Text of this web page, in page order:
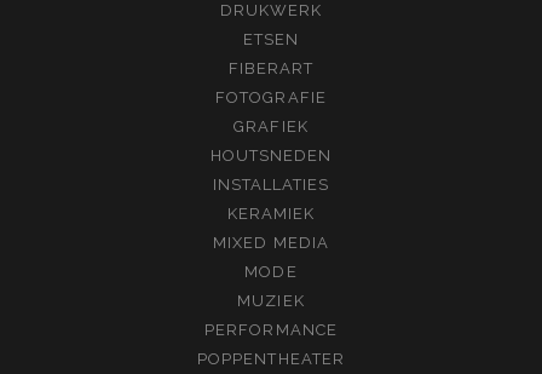
DRUKWERK
ETSEN
FIBERART
FOTOGRAFIE
GRAFIEK
HOUTSNEDEN
INSTALLATIES
KERAMIEK
MIXED MEDIA
MODE
MUZIEK
PERFORMANCE
POPPENTHEATER